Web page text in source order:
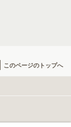
このページのトップへ